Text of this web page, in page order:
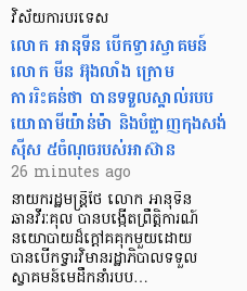
វិស័យការបរទេស
លោក អានុទីន បើកទ្វារស្វាគមន៍
លោក មីន អ៊ុងលាំង ក្រោម
ការរិះគន់ថា បានទទួលស្គាល់របប
យោធាមីយ៉ាន់ម៉ា និងបំផ្លាញកុងសង់
ស៊ីស ៥ចំណុចរបស់អាស៊ាន
26 minutes ago
នាយករដ្ឋមន្ត្រីថៃ លោក អានុទីន
ឆានវីរៈគុល បានបង្កើតព្រឹត្តិការណ៍
នយោបាយដ៏ក្តៅគគុកមួយដោយ
បានបើកទ្វារវិមានរដ្ឋាភិបាលទទួល
ស្វាគមន៍មេដឹកនាំរបប…